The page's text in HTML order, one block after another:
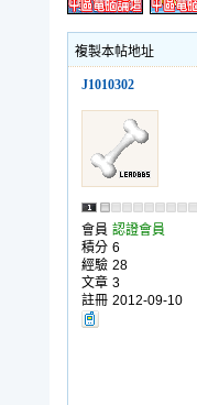
複製本帖地址
J1010302
會員 認證會員
積分 6
經驗 28
文章 3
註冊 2012-09-10